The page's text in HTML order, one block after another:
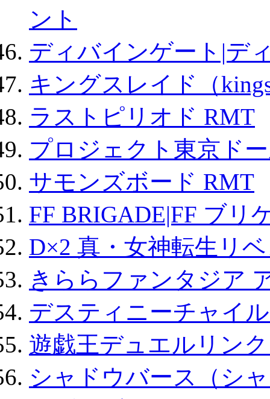
ント
ディバインゲート|デ
キングスレイド（
ラストピリオド RMT
プロジェクト東京ド
サモンズボード RMT
FF BRIGADE|FF ブリ
D×2 真・女神転生リ
きららファンタジア
デスティニーチャイ
遊戯王デュエルリン
シャドウバース（シ